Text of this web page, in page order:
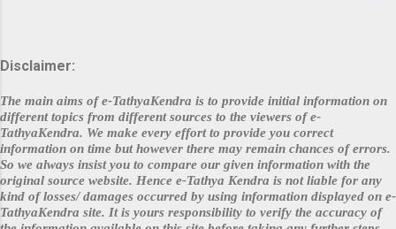
প্রক্রিয়ার মধ্যে যে কোনো অনিচ্ছাকৃত ত্রুটির জন্য আমরা দায়ী নই। সর্বশেষ তথ্যের
জন্য অনুগ্রহ করে সংশ্লিষ্ট কলেজের ওয়েবসাইটে যান । Disclaimer : Neither
we nor the colleges/institutions hold any responsibility on
account of the accuracy of the content provided. we are not
responsible for any inadvertent error that may have crept in the
process of data aggregation....
Disclaimer:
The main aims of e-TathyaKendra is to provide initial information on
different topics from different sources to the viewers of e-
TathyaKendra. We make every effort to provide you correct
information on time but however there may remain chances of errors.
So we always insist you to compare our given information with the
original source website. Hence e-Tathya Kendra is not liable for any
kind of losses/ damages occurred by using information displayed on e-
TathyaKendra site. It is yours responsibility to verify the accuracy of